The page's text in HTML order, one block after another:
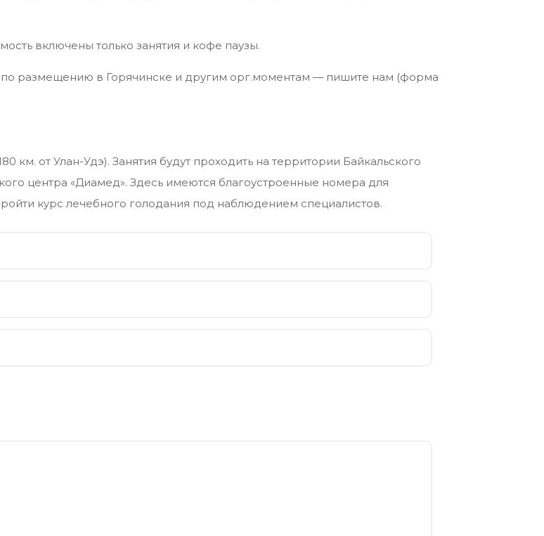
включены только занятия и кофе паузы.
размещению в Горячинске и другим орг.моментам — пишите нам (форма
км. от Улан-Удэ). Занятия будут проходить на территории Байкальского
центра «Диамед». Здесь имеются благоустроенные номера для
курс лечебного голодания под наблюдением специалистов.